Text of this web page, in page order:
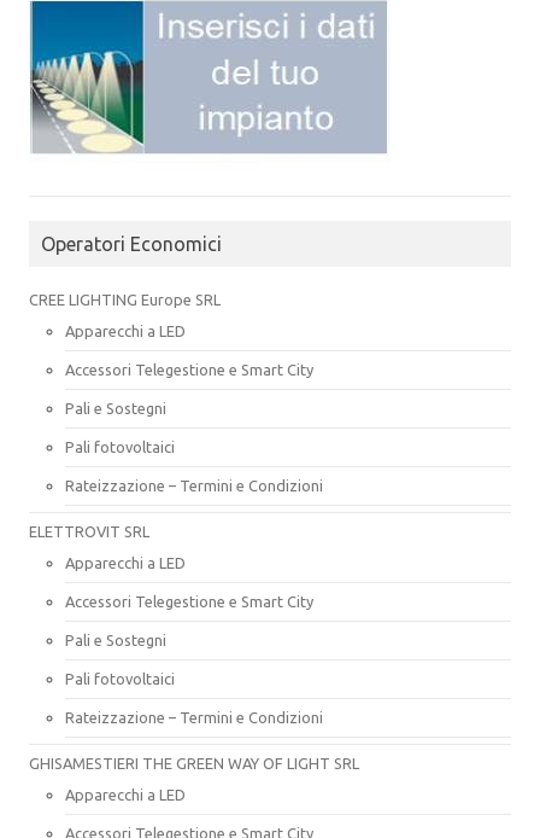
Operatori Economici
CREE LIGHTING Europe SRL
Apparecchi a LED
Accessori Telegestione e Smart City
Pali e Sostegni
Pali fotovoltaici
Rateizzazione – Termini e Condizioni
ELETTROVIT SRL
Apparecchi a LED
Accessori Telegestione e Smart City
Pali e Sostegni
Pali fotovoltaici
Rateizzazione – Termini e Condizioni
GHISAMESTIERI THE GREEN WAY OF LIGHT SRL
Apparecchi a LED
Accessori Telegestione e Smart City